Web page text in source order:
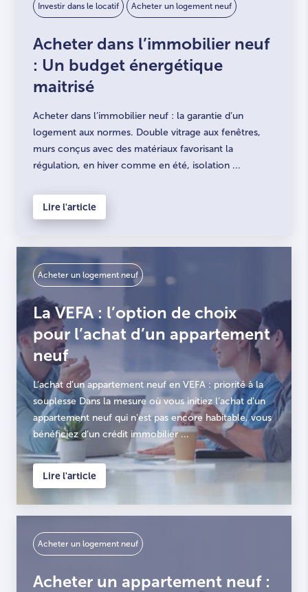
Investir dans le locatif Acheter un logement neuf
Acheter dans l’immobilier neuf
: Un budget énergétique
maitrisé
Acheter dans l’immobilier neuf : la garantie d’un
logement aux normes. Double vitrage aux fenêtres,
murs conçus avec des matériaux favorisant la
régulation, en hiver comme en été, isolation ...
Lire l'article
Acheter un logement neuf
La VEFA : l’option de choix
pour l’achat d’un appartement
neuf
L’achat d’un appartement neuf en VEFA : priorité à la
souplesse Dans la mesure où vous initiez l’achat d’un
appartement neuf qui n’est pas encore habitable, vous
bénéficiez d’un crédit immobilier ...
Lire l'article
Acheter un logement neuf
Acheter un appartement neuf :